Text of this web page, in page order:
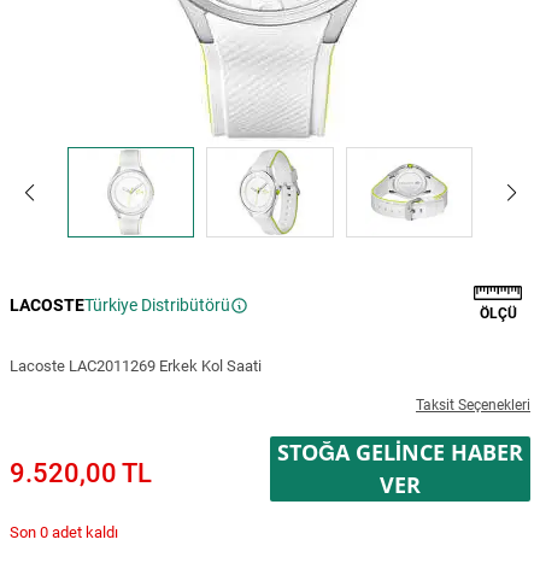
LACOSTETürkiye Distribütörü ÖLÇÜ
Lacoste LAC2011269 Erkek Kol Saati
Taksit Seçenekleri
9.520,00 TL
STOĞA GELINCE HABER
VER
Son 0 adet kaldı